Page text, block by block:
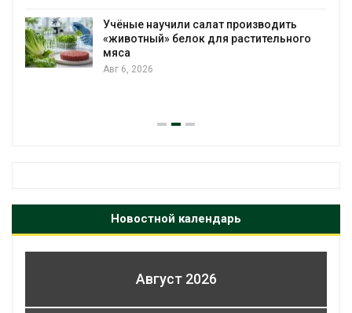
Учёные научили салат производить
«животный» белок для растительного
мяса
Авг 6, 2026
Новостной календарь
Август 2026